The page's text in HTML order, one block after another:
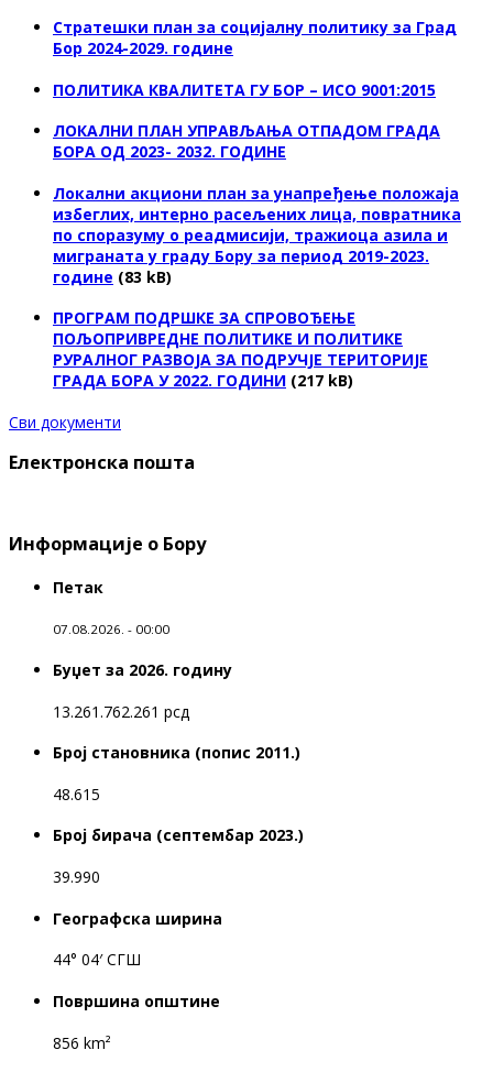
Стратешки план за социјалну политику за Град
Бор 2024-2029. године
ПОЛИТИКА КВАЛИТЕТА ГУ БОР – ИСО 9001:2015
ЛОКАЛНИ ПЛАН УПРАВЉАЊА ОТПАДОМ ГРАДА
БОРА ОД 2023- 2032. ГОДИНЕ
Локални акциони план за унапређење положаја
избеглих, интерно расељених лица, повратника
по споразуму о реадмисији, тражиоца азила и
миграната у граду Бору за период 2019-2023.
године (83 kB)
ПРОГРАМ ПОДРШКЕ ЗА СПРОВОЂЕЊЕ
ПОЉОПРИВРЕДНЕ ПОЛИТИКЕ И ПОЛИТИКЕ
РУРАЛНОГ РАЗВОЈА ЗА ПОДРУЧЈЕ ТЕРИТОРИЈЕ
ГРАДА БОРА У 2022. ГОДИНИ (217 kB)
Сви документи
Електронска пошта
Информације о Бору
Петак
07.08.2026. - 00:00
Буџет за 2026. годину
13.261.762.261 рсд
Број становника (попис 2011.)
48.615
Број бирача (септембар 2023.)
39.990
Географска ширина
44° 04′ СГШ
Површина општине
856 km²